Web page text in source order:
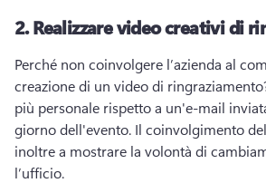
2.Realizzare video creativi di
Perché non coinvolgere l’azienda al
creazione di un video di
più personale rispetto a un'e-mail
giorno dell'evento. Il coinvolgimento
inoltre a mostrare la volontà di
l’ufficio.